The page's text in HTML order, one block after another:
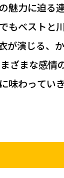
魅力に迫る
もベストと
が演じる、
ざまな感情
味わってい